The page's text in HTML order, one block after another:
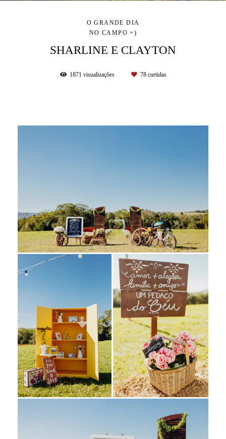
O GRANDE DIA
NO CAMPO =)
SHARLINE E CLAYTON
1871visualizações 78curtidas